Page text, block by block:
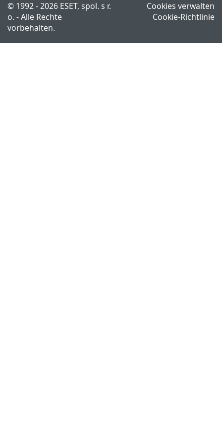
© 1992 - 2026 ESET, spol. s r.
o. - Alle Rechte
vorbehalten.
Cookies verwalten
Cookie-Richtlinie